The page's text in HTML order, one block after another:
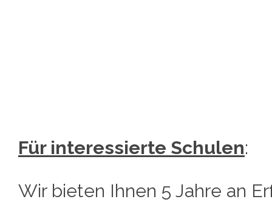
Für interessierte Schulen:
Wir bieten Ihnen 5 Jahre an